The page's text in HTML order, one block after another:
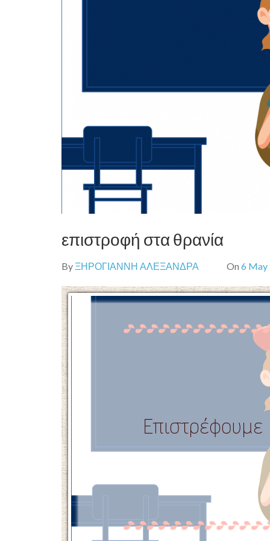
επιστροφή στα θρανία
By ΞΗΡΟΓΙΑΝΝΗ ΑΛΕΞΑΝΔΡΑ On 6 May